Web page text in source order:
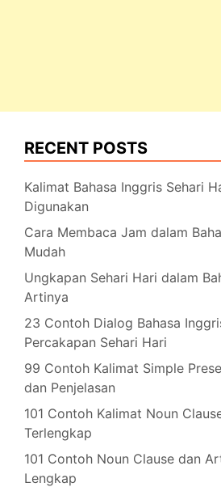
RECENT POSTS
Kalimat Bahasa Inggris Sehari
Digunakan
Cara Membaca Jam dalam
Mudah
Ungkapan Sehari Hari dalam
Artinya
23 Contoh Dialog Bahasa
Percakapan Sehari Hari
99 Contoh Kalimat Simple
dan Penjelasan
101 Contoh Kalimat Noun
Terlengkap
101 Contoh Noun Clause dan
Lengkap